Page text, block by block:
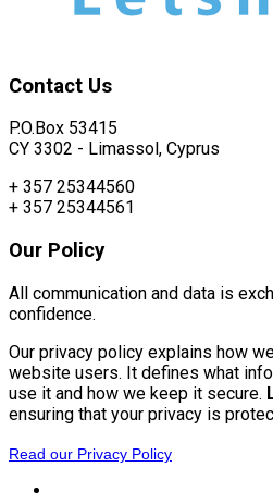
Contact Us
P.O.Box 53415
CY 3302 - Limassol, Cyprus
+ 357 25344560
+ 357 25344561
Our Policy
All communication and data is
confidence.
Our privacy policy explains how
website users. It defines what
use it and how we keep it secure.
ensuring that your privacy is
Read our Privacy Policy